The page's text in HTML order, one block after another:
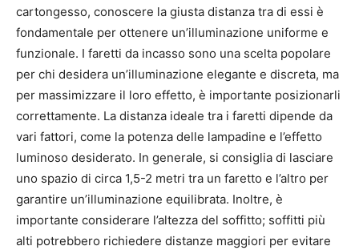
cartongesso, conoscere la giusta distanza tra di essi è
fondamentale per ottenere un’illuminazione uniforme e
funzionale. I faretti da incasso sono una scelta popolare
per chi desidera un’illuminazione elegante e discreta, ma
per massimizzare il loro effetto, è importante posizionarli
correttamente. La distanza ideale tra i faretti dipende da
vari fattori, come la potenza delle lampadine e l’effetto
luminoso desiderato. In generale, si consiglia di lasciare
uno spazio di circa 1,5-2 metri tra un faretto e l’altro per
garantire un’illuminazione equilibrata. Inoltre, è
importante considerare l’altezza del soffitto; soffitti più
alti potrebbero richiedere distanze maggiori per evitare